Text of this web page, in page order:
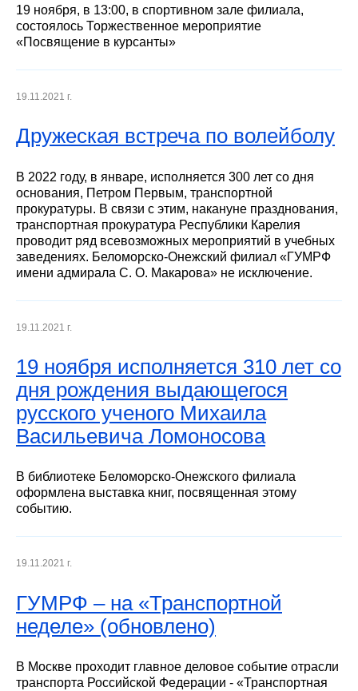
19 ноября, в 13:00, в спортивном зале филиала,
состоялось Торжественное мероприятие
«Посвящение в курсанты»
19.11.2021 г.
Дружеская встреча по волейболу
В 2022 году, в январе, исполняется 300 лет со дня
основания, Петром Первым, транспортной
прокуратуры. В связи с этим, накануне празднования,
транспортная прокуратура Республики Карелия
проводит ряд всевозможных мероприятий в учебных
заведениях. Беломорско-Онежский филиал «ГУМРФ
имени адмирала С. О. Макарова» не исключение.
19.11.2021 г.
19 ноября исполняется 310 лет со
дня рождения выдающегося
русского ученого Михаила
Васильевича Ломоносова
В библиотеке Беломорско-Онежского филиала
оформлена выставка книг, посвященная этому
событию.
19.11.2021 г.
ГУМРФ – на «Транспортной
неделе» (обновлено)
В Москве проходит главное деловое событие отрасли
транспорта Российской Федерации - «Транспортная